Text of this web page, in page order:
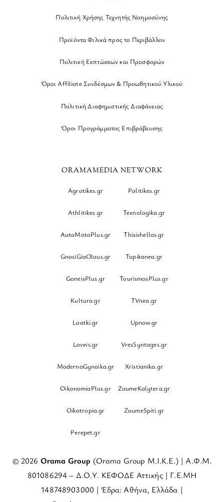
Πολιτική Χρήσης Τεχνητής Νοημοσύνης
Προϊόντα Φιλικά προς το Περιβάλλον
Πολιτική Εκπτώσεων και Προσφορών
Όροι Affiliate Συνδέσμων & Προωθητικού Υλικού
Πολιτική Διαφημιστικής Διαφάνειας
Όροι Προγράμματος Επιβράβευσης
ORAMAMEDIA NETWORK
Agrotikes.gr Politikes.gr
Athlitikes.gr Texnologika.gr
AutoMotoPlus.gr Thisishellas.gr
GnosiGiaOlous.gr Topikanea.gr
GoneisPlus.gr TourismosPlus.gr
Kultura.gr TVnea.gr
Loatki.gr Upnow.gr
Loveis.gr VresSyntages.gr
ModernaGynaika.gr Xristianika.gr
OikonomiaPlus.gr ZoumeKalytera.gr
Oikotropia.gr ZoumeSpiti.gr
Perepet.gr
© 2026 Orama Group (Orama Group Μ.Ι.Κ.Ε.) | Α.Φ.Μ.
801086294 – Δ.Ο.Υ. ΚΕΦΟΔΕ Αττικής | Γ.Ε.ΜΗ
148748903000 | Έδρα: Αθήνα, Ελλάδα |